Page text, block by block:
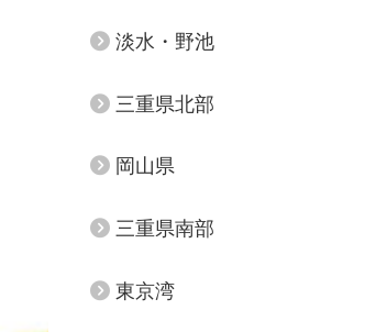
淡水・野池
三重県北部
岡山県
三重県南部
東京湾